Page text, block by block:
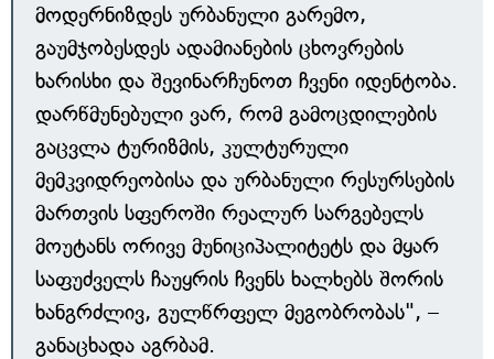
მოდერნიზდეს ურბანული გარემო,
გაუმჯობესდეს ადამიანების ცხოვრების
ხარისხი და შევინარჩუნოთ ჩვენი იდენტობა.
დარწმუნებული ვარ, რომ გამოცდილების
გაცვლა ტურიზმის, კულტურული
მემკვიდრეობისა და ურბანული რესურსების
მართვის სფეროში რეალურ სარგებელს
მოუტანს ორივე მუნიციპალიტეტს და მყარ
საფუძველს ჩაუყრის ჩვენს ხალხებს შორის
ხანგრძლივ, გულწრფელ მეგობრობას", –
განაცხადა აგრბამ.